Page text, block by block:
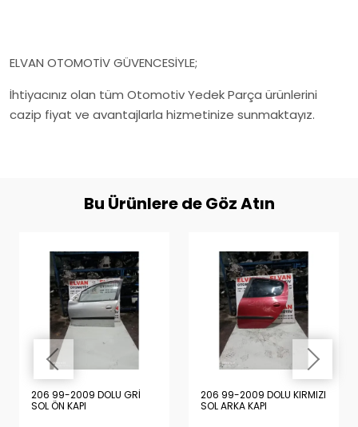
ELVAN OTOMOTİV GÜVENCESİYLE;
İhtiyacınız olan tüm Otomotiv Yedek Parça ürünlerini
cazip fiyat ve avantajlarla hizmetinize sunmaktayız.
Bu Ürünlere de Göz Atın
206 99-2009 DOLU GRİ
SOL ÖN KAPI
206 99-2009 DOLU KIRMIZI
SOL ARKA KAPI